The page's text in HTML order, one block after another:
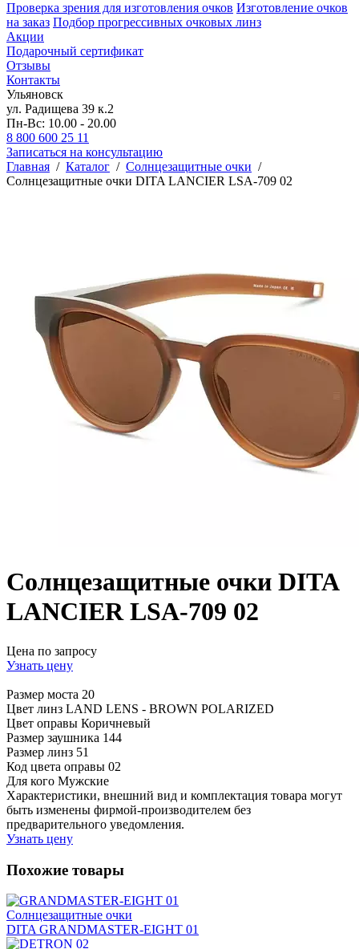
Проверка зрения для изготовления очков Изготовление очков
на заказ Подбор прогрессивных очковых линз
Акции
Подарочный сертификат
Отзывы
Контакты
Ульяновск
ул. Радищева 39 к.2
Пн-Вс: 10.00 - 20.00
8 800 600 25 11
Записаться на консультацию
Главная / Каталог / Солнцезащитные очки /
Солнцезащитные очки DITA LANCIER LSA-709 02
Солнцезащитные очки DITA
LANCIER LSA-709 02
Цена по запросу
Узнать цену
Размер моста 20
Цвет линз LAND LENS - BROWN POLARIZED
Цвет оправы Коричневый
Размер заушника 144
Размер линз 51
Код цвета оправы 02
Для кого Мужские
Характеристики, внешний вид и комплектация товара могут
быть изменены фирмой-производителем без
предварительного уведомления.
Узнать цену
Похожие товары
Солнцезащитные очки
DITA GRANDMASTER-EIGHT 01